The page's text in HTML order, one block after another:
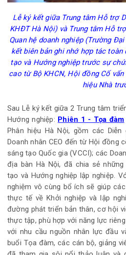
Lễ ký kết giữa Trung tâm Hỗ trợ
KHĐT Hà Nội) và Trung tâm Hỗ
Quan hệ doanh nghiệp (Trường
kết biên bản ghi nhớ hợp tác toàn
tạo và Hướng nghiệp trước sự
cao từ Bộ KHCN, Hội đồng Cố vấn
hiệu Nhà
Sau Lễ ký kết giữa 2 Trung tâm
Hướng nghiệp: Phiên 1 - Tọa đàm
Phân hiệu Hà Nội, gồm các Diễn
Doanh nhân CEO đến từ Hội đồng
sáng tạo Quốc gia (VCCI); các
địa bàn Hà Nội, đã chia sẻ
tạo và Hướng nghiệp lập nghiệp.
nghiệm vô cùng bổ ích sẽ giúp
thực tế về Khởi nghiệp và lập
đường phát triển bản thân, cơ hội
thực tập, phù hợp với năng lực
với nhu cầu nguồn nhân lực đầu
buổi Tọa đàm, các cán bộ, giảng